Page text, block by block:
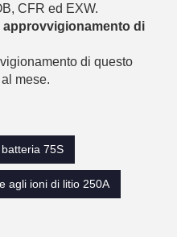
CFR ed EXW.
approvvigionamento di
di questo
mese.
75S
agli ioni di litio 250A